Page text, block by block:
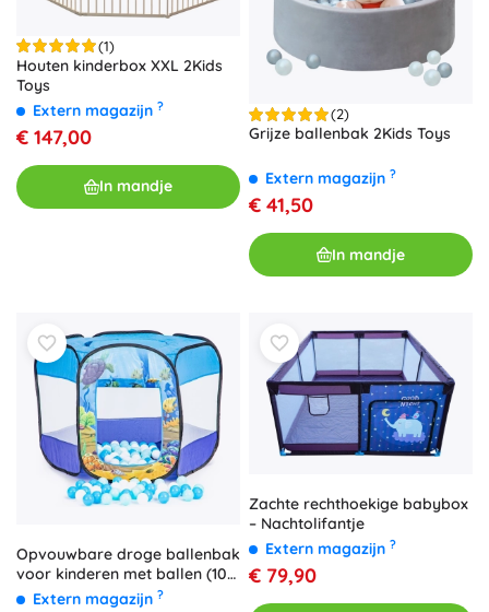
(1)
Houten kinderbox XXL 2Kids
Toys
Extern magazijn ?
€ 147,00
In mandje
(2)
Grijze ballenbak 2Kids Toys
Extern magazijn ?
€ 41,50
In mandje
Opvouwbare droge ballenbak
voor kinderen met ballen (100
stuks)
Extern magazijn ?
Zachte rechthoekige babybox
– Nachtolifantje
Extern magazijn ?
€ 79,90